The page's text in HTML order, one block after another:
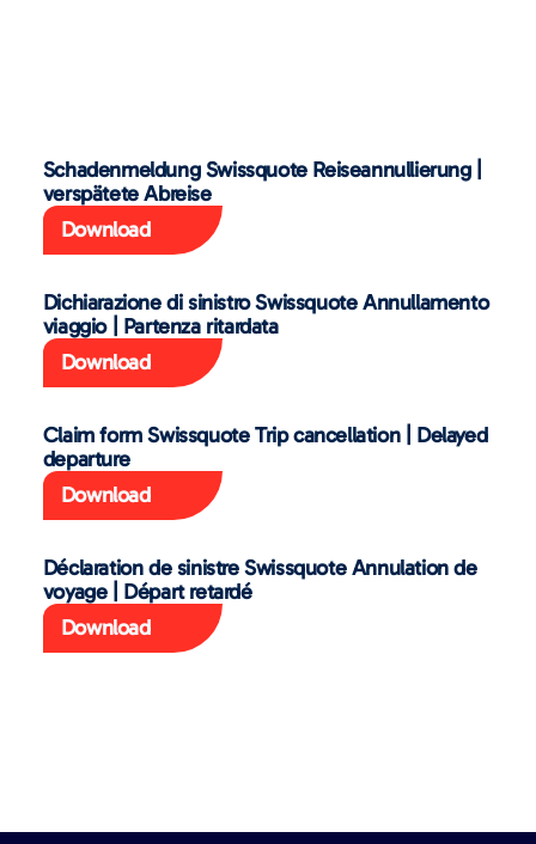
Schadenmeldung Swissquote Reiseannullierung |
verspätete Abreise
Download
Dichiarazione di sinistro Swissquote Annullamento
viaggio | Partenza ritardata
Download
Claim form Swissquote Trip cancellation | Delayed
departure
Download
Déclaration de sinistre Swissquote Annulation de
voyage | Départ retardé
Download